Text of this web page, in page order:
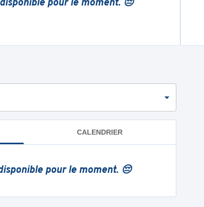
pour le moment. 😔
CALENDRIER
pour le moment. 😔